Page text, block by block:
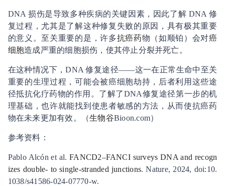
DNA 损伤是导致多种疾病的关键因素，因此了解 DNA 修
复过程，尤其是了解这种修复失败的原因，具有极其重要
的意义。至关重要的是，许多抗癌药物（如顺铂）会对癌
细胞造成严重的细胞损伤，使其停止分裂并死亡。
在这种情况下，DNA 修复途径——这一在正常生命中至关
重要的生理过程，可能会被癌细胞劫持，后者利用这些途
径抵抗化疗药物的作用。了解了DNA修复途径第一步的机
理基础，也许就能找到使患者敏感的方法，从而使抗癌药
物在未来更加有效。（生物谷Bioon.com）
参考资料：
Pablo Alcón et al.FANCD2–FANCI surveys DNA and recogn
izes double- to single-stranded junctions. Nature, 2024, doi:10.
1038/s41586-024-07770-w.